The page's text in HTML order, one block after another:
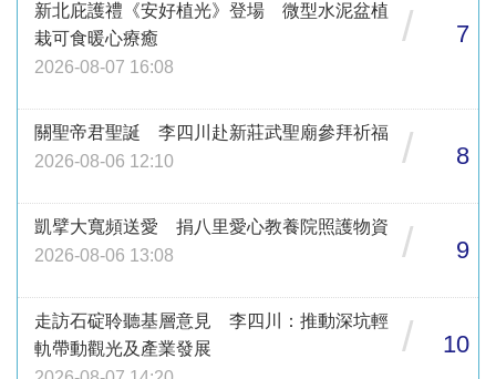
新北庇護禮《安好植光》登場 微型水泥盆植
栽可食暖心療癒
2026-08-07 16:08
/ 7
關聖帝君聖誕 李四川赴新莊武聖廟參拜祈福
2026-08-06 12:10
/ 8
凱擘大寬頻送愛 捐八里愛心教養院照護物資
2026-08-06 13:08
/ 9
走訪石碇聆聽基層意見 李四川：推動深坑輕
軌帶動觀光及產業發展
/ 10